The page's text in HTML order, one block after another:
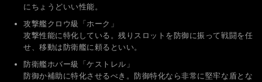
にちょうどいい性能。
攻撃艦クロウ級「ホーク」
攻撃性能に特化している。残りスロットを防御に振って戦闘を任
せ、移動は防衛艦に頼るといい。
防衛艦ホバー級「ケストレル」
防御か補助に特化させるべき。防御特化なら非常に堅牢な盾とな